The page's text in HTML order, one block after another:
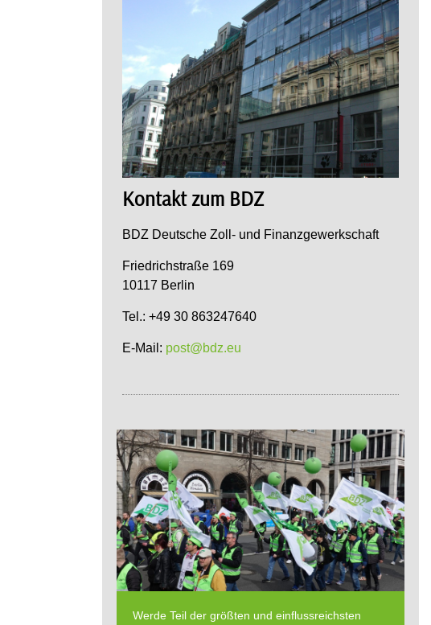
Kontakt zum BDZ
BDZ Deutsche Zoll- und Finanzgewerkschaft
Friedrichstraße 169
10117 Berlin
Tel.: +49 30 863247640
E-Mail: post@bdz.eu
Werde Teil der größten und einflussreichsten